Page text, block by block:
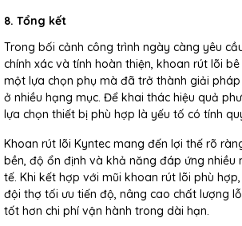
8. Tổng kết
Trong bối cảnh công trình ngày càng yêu
chính xác và tính hoàn thiện, khoan rút lõi
một lựa chọn phụ mà đã trở thành giải
ở nhiều hạng mục. Để khai thác hiệu quả
lựa chọn thiết bị phù hợp là yếu tố có tính
Khoan rút lõi Kyntec mang đến lợi thế rõ
bền, độ ổn định và khả năng đáp ứng nhiều
tế. Khi kết hợp với mũi khoan rút lõi phù
đội thợ tối ưu tiến độ, nâng cao chất lượng
tốt hơn chi phí vận hành trong dài hạn.